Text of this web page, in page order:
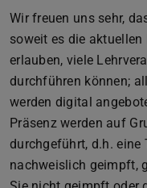
Wir freuen uns sehr,
soweit es die
erlauben, viele
durchführen können;
werden digital
Präsenz werden auf
durchgeführt, d.h. eine
nachweislich geimpft,